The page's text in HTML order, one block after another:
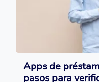
Apps de
pasos para